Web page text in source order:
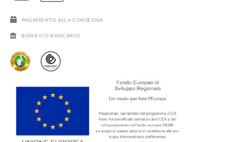
PAGAMENTO ALLA CONSEGNA
BONIFICO BANCARIO